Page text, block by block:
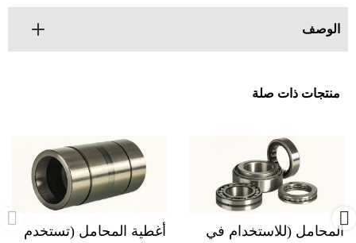
الوصف
منتجات ذات صلة
أغطية المحامل (تستخدم
المحامل (للاستخدام في